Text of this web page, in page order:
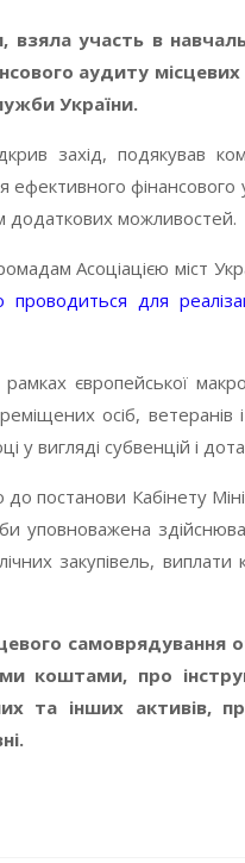
участь в
аудиту
України.
захід, подякував
додаткових можливостей.
Асоціацією міст
для
європейської
осіб,
вигляді субвенцій і
Кабінету
уповноважена
закупівель, виплати
коштами, про
та інших